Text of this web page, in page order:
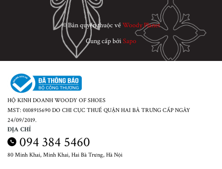
© Bản quyền thuộc vềWoody Planet
Cung cấp bởiSapo
HỘ KINH DOANH WOODY OF SHOES
MST: 0108915690 DO CHI CỤC THUẾ QUẬN HAI BÀ TRƯNG CẤP NGÀY
24/09/2019.
ĐỊA CHỈ
094 384 5460
80 Minh Khai, Minh Khai, Hai Bà Trưng, Hà Nội